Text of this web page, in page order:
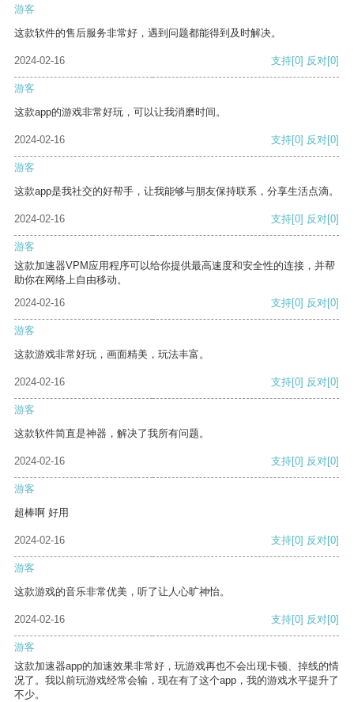
游客
这款软件的售后服务非常好，遇到问题都能得到及时解决。
2024-02-16 支持[0] 反对[0]
游客
这款app的游戏非常好玩，可以让我消磨时间。
2024-02-16 支持[0] 反对[0]
游客
这款app是我社交的好帮手，让我能够与朋友保持联系，分享生活点滴。
2024-02-16 支持[0] 反对[0]
游客
这款加速器VPM应用程序可以给你提供最高速度和安全性的连接，并帮
助你在网络上自由移动。
2024-02-16
支持[0] 反对[0]
游客
这款游戏非常好玩，画面精美，玩法丰富。
2024-02-16 支持[0] 反对[0]
游客
这款软件简直是神器，解决了我所有问题。
2024-02-16 支持[0] 反对[0]
游客
超棒啊 好用
2024-02-16 支持[0] 反对[0]
游客
这款游戏的音乐非常优美，听了让人心旷神怡。
2024-02-16 支持[0] 反对[0]
游客
这款加速器app的加速效果非常好，玩游戏再也不会出现卡顿、掉线的情
况了。我以前玩游戏经常会输，现在有了这个app，我的游戏水平提升了
不少。